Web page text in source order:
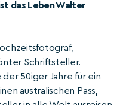
das Leben Walter
Schriftsteller.
50iger Jahre für ein
australischen Pass,